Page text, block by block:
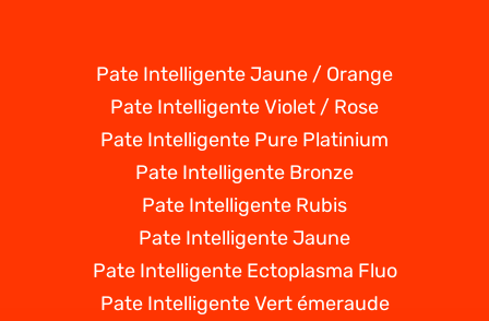
Pate Intelligente Jaune / Orange
Pate Intelligente Violet / Rose
Pate Intelligente Pure Platinium
Pate Intelligente Bronze
Pate Intelligente Rubis
Pate Intelligente Jaune
Pate Intelligente Ectoplasma Fluo
Pate Intelligente Vert émeraude